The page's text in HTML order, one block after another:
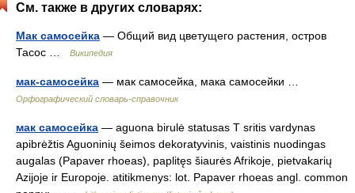
См. также в других словарях:
Мак самосейка — Общий вид цветущего растения, остров
Тасос …
Википедия
мак-самосейка — мак самосейка, мака самосейки …
Орфографический словарь-справочник
мак самосейка — aguona birulė statusas T sritis vardynas
apibrėžtis Aguoninių šeimos dekoratyvinis, vaistinis nuodingas
augalas (Papaver rhoeas), paplitęs šiaurės Afrikoje, pietvakarių
Azijoje ir Europoje. atitikmenys: lot. Papaver rhoeas angl. common